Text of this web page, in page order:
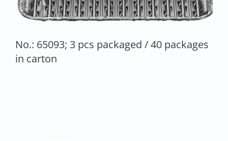
No.: 65093; 3 pcs packaged / 40 packages
in carton